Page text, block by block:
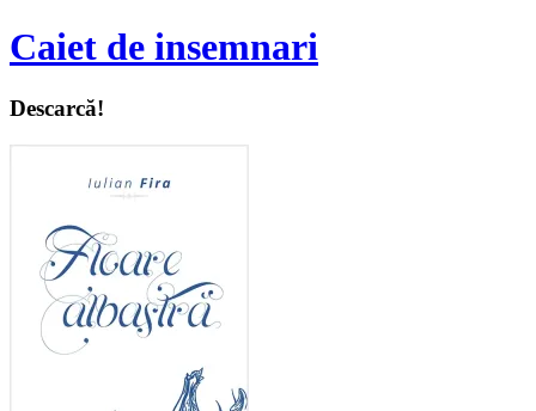
Caiet de insemnari
Descarcă!